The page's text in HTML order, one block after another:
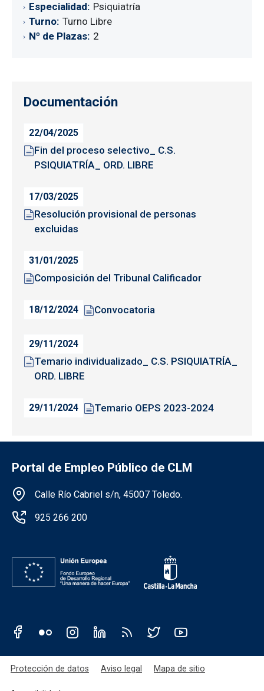
Especialidad Psiquiatría
Turno Turno Libre
Nº de Plazas 2
Documentación
22/04/2025
Fin del proceso selectivo_ C.S.
PSIQUIATRÍA_ ORD. LIBRE
17/03/2025
Resolución provisional de personas
excluidas
31/01/2025
Composición del Tribunal Calificador
18/12/2024 Convocatoria
29/11/2024
Temario individualizado_ C.S. PSIQUIATRÍA_
ORD. LIBRE
29/11/2024 Temario OEPS 2023-2024
Portal de Empleo Público de CLM
Información de la institución
Calle Río Cabriel s/n, 45007 Toledo.
925 266 200
Redes sociales JCCM
Menú legal
Protección de datos Aviso legal Mapa de sitio